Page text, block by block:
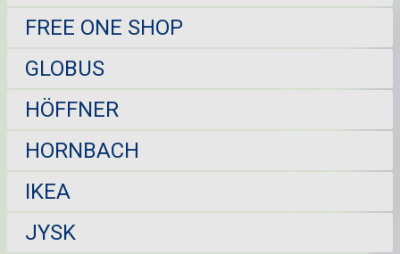
FREE ONE SHOP
GLOBUS
HÖFFNER
HORNBACH
IKEA
JYSK